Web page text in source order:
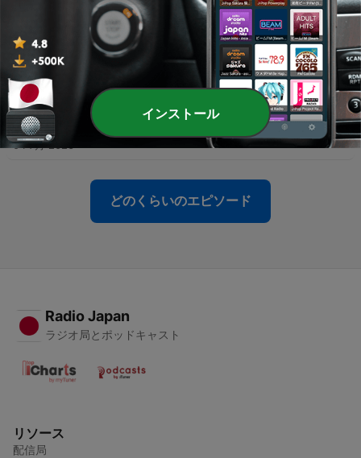
「キニナルを調べる」をキイテミル！（前編）
18 7月 2026
“未来部ファースト”の夏！（後編）
09 7月 2026
115 - “未来部ファースト”の夏！（前編）
04 7月 2026
どのくらいのエピソード
Radio Japan
ラジオ局とポッドキャスト
リソース
配信局
インストール